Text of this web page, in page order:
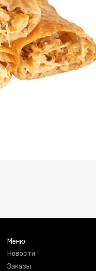
Меню
Новости
Заказы